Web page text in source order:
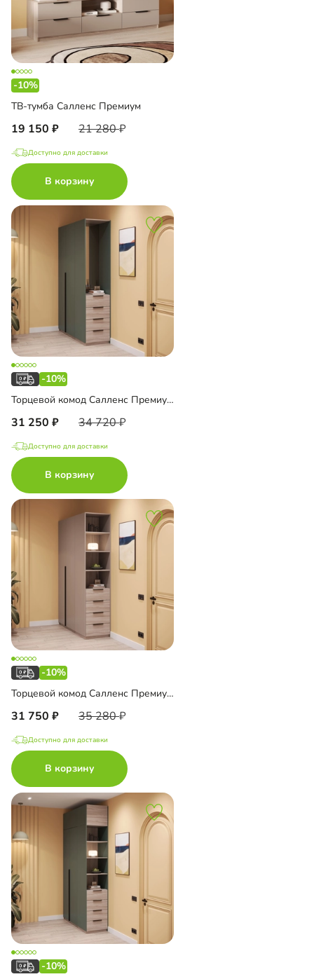
-10%
ТВ-тумба Салленс Премиум
19 150 21 280
Доступно для доставки
В корзину
-10%
Торцевой комод Салленс Премиум с зеркалом
31 250 34 720
Доступно для доставки
В корзину
-10%
Торцевой комод Салленс Премиум с полками
31 750 35 280
Доступно для доставки
В корзину
-10%